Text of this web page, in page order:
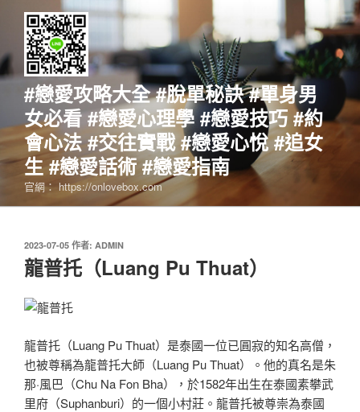
要
#戀愛攻略大全 #脫單秘訣 #單身男
女必看 #戀愛心理學 #戀愛技巧 #約
會心法 #交往實戰 #戀愛心悅 #追女
生 #戀愛話術 #戀愛指南
官網： https://onlovebox.com
發
佈
於
2023-07-05 作者: ADMIN
龍普托（Luang Pu Thuat）
龍普托（Luang Pu Thuat）是泰國一位已圓寂的知名高僧，
也被尊稱為龍普托大師（Luang Pu Thuat）。他的真名是朱
那·風巴（Chu Na Fon Bha），於1582年出生在泰國素攀武
里府（Suphanburi）的一個小村莊。龍普托被尊崇為泰國